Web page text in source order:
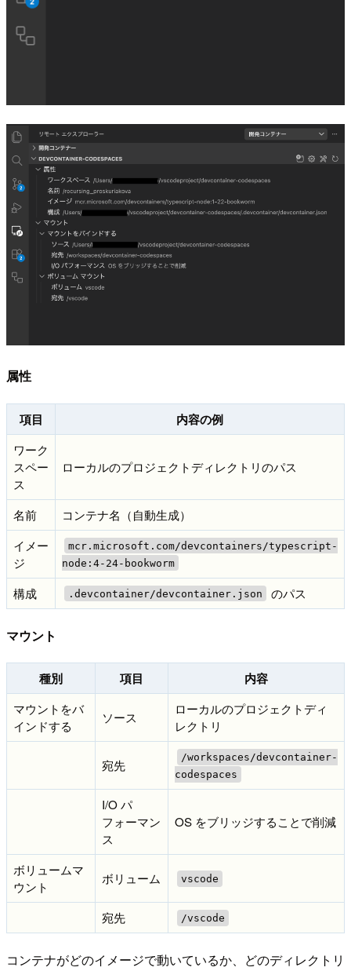
属性
項目 内容の例
ワーク
スペー
ス
ローカルのプロジェクトディレクトリのパス
名前
コンテナ名（自動生成）
イメー
ジ
mcr.microsoft.com/devcontainers/typescript-
node:4-24-bookworm
構成 .devcontainer/devcontainer.json のパス
マウント
種別 項目 内容
マウントをバ
インドする
ソース
ローカルのプロジェクトディ
レクトリ
宛先
/workspaces/devcontainer-
codespaces
I/O パ
フォーマン
ス
OS をブリッジすることで削減
ボリュームマ
ウント
ボリューム vscode
宛先 /vscode
コンテナがどのイメージで動いているか、どのディレクトリ